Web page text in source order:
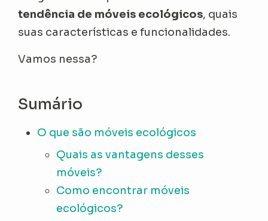
tendência de móveis ecológicos, quais
suas características e funcionalidades.
Vamos nessa?
Sumário
O que são móveis ecológicos
Quais as vantagens desses
móveis?
Como encontrar móveis
ecológicos?